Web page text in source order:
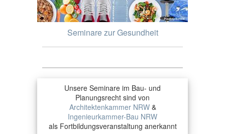
Seminare zur Gesundheit
Unsere Seminare im Bau- und
Planungsrecht sind von
Architektenkammer NRW&
Ingenieurkammer-Bau NRW
als Fortbildungsveranstaltung anerkannt